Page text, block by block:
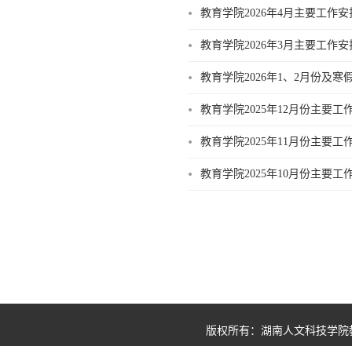
教育学院2026年4月主要工作安
教育学院2026年3月主要工作安
教育学院2026年1、2月份及寒
教育学院2025年12月份主要工
教育学院2025年11月份主要工
教育学院2025年10月份主要工
版权所有：湖南人文科技学院